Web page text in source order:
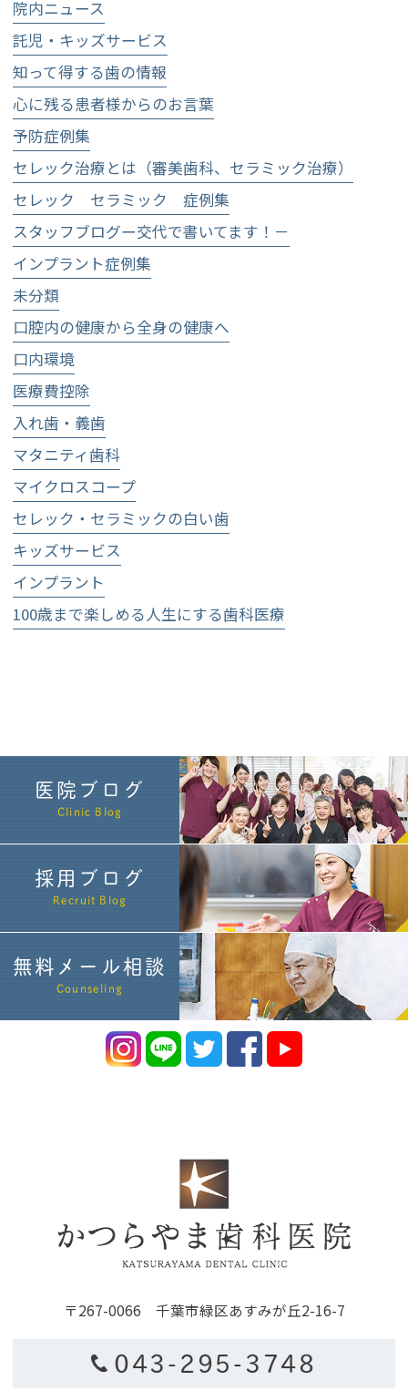
院内ニュース
託児・キッズサービス
知って得する歯の情報
心に残る患者様からのお言葉
予防症例集
セレック治療とは（審美歯科、セラミック治療）
セレック セラミック 症例集
スタッフブログー交代で書いてます！－
インプラント症例集
未分類
口腔内の健康から全身の健康へ
口内環境
医療費控除
入れ歯・義歯
マタニティ歯科
マイクロスコープ
セレック・セラミックの白い歯
キッズサービス
インプラント
100歳まで楽しめる人生にする歯科医療
医院ブログ
Clinic Blog
採用ブログ
Recruit Blog
無料メール相談
Counseling
〒267-0066 千葉市緑区あすみが丘2-16-7
043-295-3748